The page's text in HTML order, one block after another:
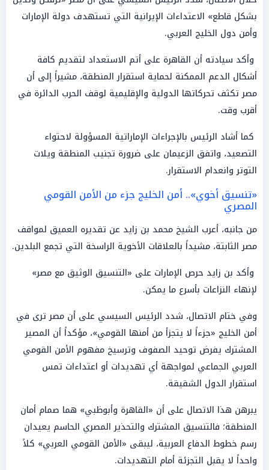
بشكل قاطع» الاعتداءات الإيرانية التي تستهدف دولة الإمارات
وأمن دول الخليج العربي.
وأكد سيادته أن القاهرة على أتم الاستعداد لتقديم كافة
أشكال الدعم الممكنة لحماية استقرار المنطقة، مشيراً إلى أن
مصر تكثف تحركاتها الدولية والإقليمية لوقف الحرب الدائرة في
أقرب وقت.
كما أشاد الرئيس بالإجراءات الإماراتية المسؤولة لاحتواء
التصعيد، واتفق الزعيمان على ضرورة تجنيب المنطقة ويلات
التوتر وانعدام الاستقرار.
«تنسيق أخوي».. أمن الخليج جزء من الأمن القومي
المصري
من جانبه، أعرب الشيخ محمد بن زايد عن تقديره العميق لمواقف
مصر الثابتة، مشيداً بالعلاقات الأخوية الراسخة التي تجمع البلدين.
وأكد بن زايد حرص الإمارات على «التنسيق الوثيق مع مصر»
لإنهاء النزاعات بأسرع ما يمكن.
وفي ختام الاتصال، شدد الرئيس السيسي على أن مصر ترى في
أمن الخليج «جزءاً لا يتجزأ من أمنها القومي»، مؤكداً أن المصير
المشترك يفرض توحيد الصفوف وترسيخ مفهوم الأمن القومي
العربي الجماعي لمواجهة أي تهديدات أو اعتداءات تمس
استقرار الدول الشقيقة.
يبرهن هذا الاتصال على أن «القاهرة وأبوظبي» هما صمام أمان
المنطقة؛ فالتنسيق المشترك والتحذير المصري الحاسم يعيدان
رسم خطوط الدفاع العربية، ليبقى «الأمن القومي العربي» كلاً
واحداً لا يقبل التجزئة أمام التهديدات.